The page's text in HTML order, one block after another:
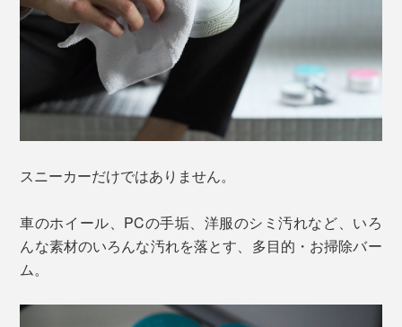
スニーカーだけではありません。
車のホイール、PCの手垢、洋服のシミ汚れなど、いろ
んな素材のいろんな汚れを落とす、多目的・お掃除バー
ム。